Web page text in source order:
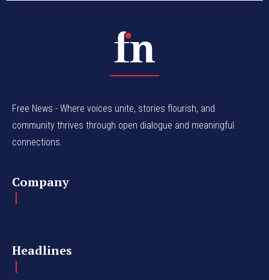
Free News - Where voices unite, stories flourish, and
community thrives through open dialogue and meaningful
connections.
Company
Headlines